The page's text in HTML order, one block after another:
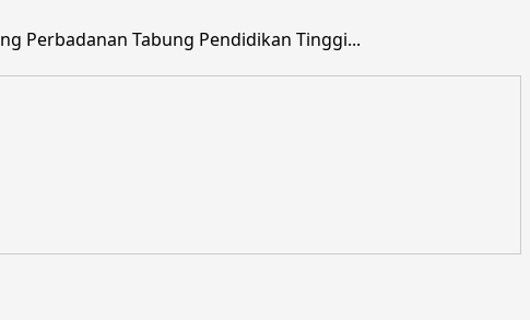
Perbadanan Tabung Pendidikan Tinggi...